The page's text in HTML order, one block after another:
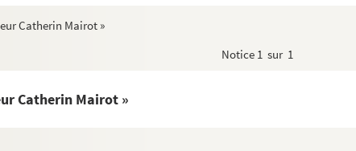
Catherin Mairot »
Notice 1 sur 1
Catherin Mairot »
Larians et Rantechaux en marquisat, pour dame Françoise Gab...